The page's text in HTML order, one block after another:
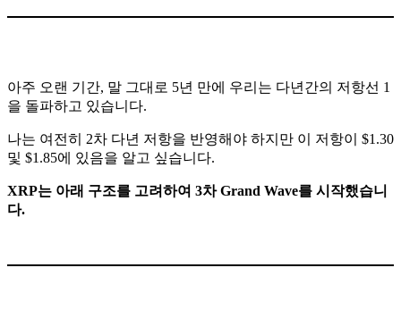
아주 오랜 기간, 말 그대로 5년 만에 우리는 다년간의 저항선 1
을 돌파하고 있습니다.
나는 여전히 2차 다년 저항을 반영해야 하지만 이 저항이 $1.30
및 $1.85에 있음을 알고 싶습니다.
XRP는 아래 구조를 고려하여 3차 Grand Wave를 시작했습니
다.